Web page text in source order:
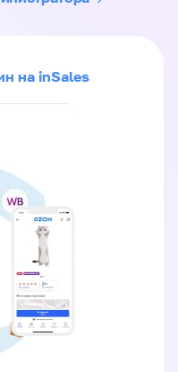
на inSales